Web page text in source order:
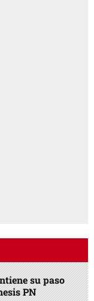
su paso
PN